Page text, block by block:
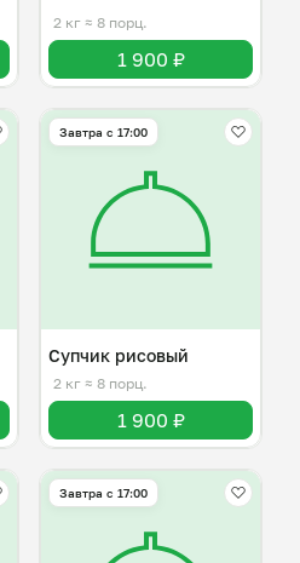
2 кг ≈ 8 порц.
1 900 ₽
Завтра c 17:00
Супчик рисовый
2 кг ≈ 8 порц.
1 900 ₽
Завтра c 17:00